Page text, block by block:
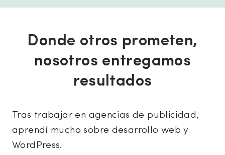
Donde otros prometen,
nosotros entregamos
resultados
Tras trabajar en agencias de publicidad,
aprendí mucho sobre desarrollo web y
WordPress.